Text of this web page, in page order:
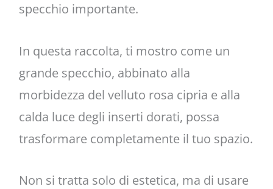
specchio importante.
In questa raccolta, ti mostro come un
grande specchio, abbinato alla
morbidezza del velluto rosa cipria e alla
calda luce degli inserti dorati, possa
trasformare completamente il tuo spazio.
Non si tratta solo di estetica, ma di usare